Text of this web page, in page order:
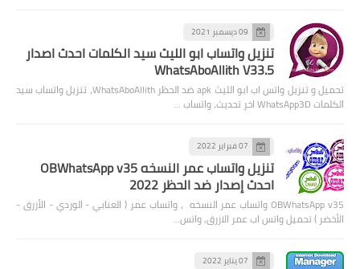
09 ديسمبر 2021
تنزيل واتساب ابو الليث سيد الكلمات احدث اصدار
WhatsAboAllith V33.5
تحميل و تنزيل واتس اب ابو الليث apk ضد الحظر WhatsAboAllith، تنزيل واتساب سيد
الكلمات WhatsApp3D اخر تحديث، واتساب …
07 فبراير 2022
تنزيل واتساب عمر النسخه OBWhatsApp v35
احدث إصدار ضد الحظر 2022
OBWhatsApp v35 واتساب عمر النسخه ، واتساب عمر ( العنابي - الوردي - الأزرق -
الأخضر ) تحميل واتس اب عمر الازرق, واتس…
07 يناير 2022